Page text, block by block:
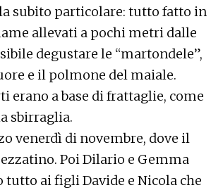
subito particolare: tutto fatto in
allevati a pochi metri dalle
degustare le “martondele”,
e il polmone del maiale.
a base di frattaglie, come
sbirraglia.
venerdì di novembre, dove il
Poi Dilario e Gemma
ai figli Davide e Nicola che